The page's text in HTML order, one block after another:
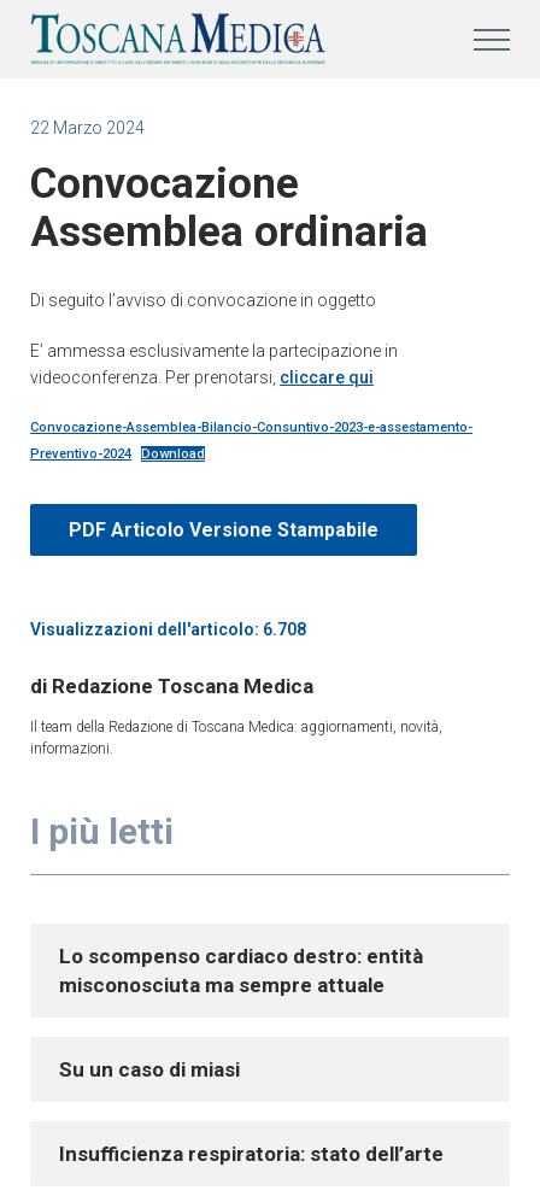
22 Marzo 2024
Convocazione
Assemblea ordinaria
Di seguito l’avviso di convocazione in oggetto
E’ ammessa esclusivamente la partecipazione in
videoconferenza. Per prenotarsi, cliccare qui
Convocazione-Assemblea-Bilancio-Consuntivo-2023-e-assestamento-
Preventivo-2024
Download
PDF Articolo Versione Stampabile
Visualizzazioni dell'articolo: 6.708
Redazione Toscana Medica
Il team della Redazione di Toscana Medica: aggiornamenti, novità,
informazioni.
I più letti
Lo scompenso cardiaco destro: entità
misconosciuta ma sempre attuale
Su un caso di miasi
Insufficienza respiratoria: stato dell’arte